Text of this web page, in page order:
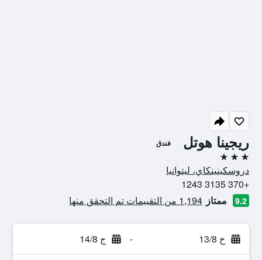
ريجينا هوتل فندق
3 نجوم
دروسكينينكاي، ليتوانيا
+370 3135 1243
9.2 ممتاز 1,194 من التقييمات تم التحقق منها
خ 13/8 - ج 14/8